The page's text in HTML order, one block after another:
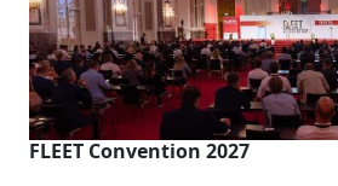
FLEET Convention 2027